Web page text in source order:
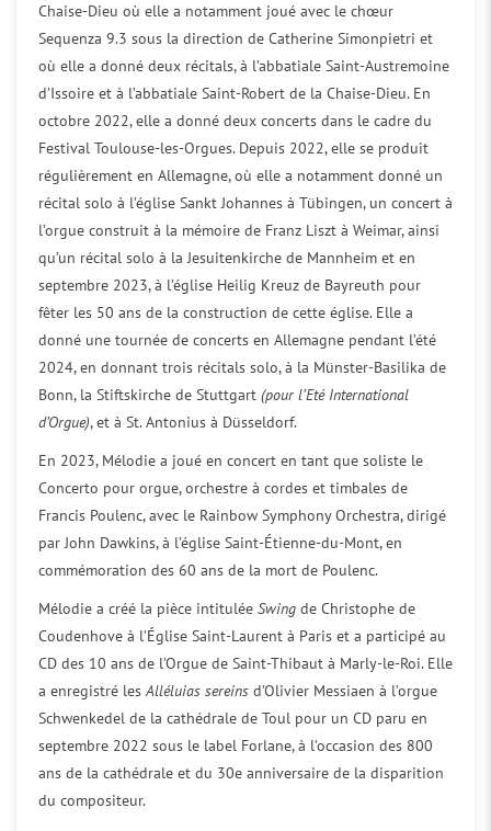
Chaise-Dieu où elle a notamment joué avec le chœur
Sequenza 9.3 sous la direction de Catherine Simonpietri et
où elle a donné deux récitals, à l’abbatiale Saint-Austremoine
d’Issoire et à l’abbatiale Saint-Robert de la Chaise-Dieu. En
octobre 2022, elle a donné deux concerts dans le cadre du
Festival Toulouse-les-Orgues. Depuis 2022, elle se produit
régulièrement en Allemagne, où elle a notamment donné un
récital solo à l’église Sankt Johannes à Tübingen, un concert à
l’orgue construit à la mémoire de Franz Liszt à Weimar, ainsi
qu’un récital solo à la Jesuitenkirche de Mannheim et en
septembre 2023, à l’église Heilig Kreuz de Bayreuth pour
fêter les 50 ans de la construction de cette église. Elle a
donné une tournée de concerts en Allemagne pendant l’été
2024, en donnant trois récitals solo, à la Münster-Basilika de
Bonn, la Stiftskirche de Stuttgart (pour l’Eté International
d’Orgue), et à St. Antonius à Düsseldorf.
En 2023, Mélodie a joué en concert en tant que soliste le
Concerto pour orgue, orchestre à cordes et timbales de
Francis Poulenc, avec le Rainbow Symphony Orchestra, dirigé
par John Dawkins, à l’église Saint-Étienne-du-Mont, en
commémoration des 60 ans de la mort de Poulenc.
Mélodie a créé la pièce intitulée Swing de Christophe de
Coudenhove à l’Église Saint-Laurent à Paris et a participé au
CD des 10 ans de l’Orgue de Saint-Thibaut à Marly-le-Roi. Elle
a enregistré lesAlléluias sereins d’Olivier Messiaen à l’orgue
Schwenkedel de la cathédrale de Toul pour un CD paru en
septembre 2022 sous le label Forlane, à l’occasion des 800
ans de la cathédrale et du 30e anniversaire de la disparition
du compositeur.